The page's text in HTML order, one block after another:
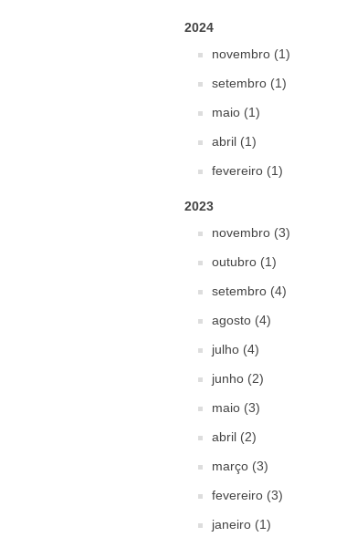
2024
novembro (1)
setembro (1)
maio (1)
abril (1)
fevereiro (1)
2023
novembro (3)
outubro (1)
setembro (4)
agosto (4)
julho (4)
junho (2)
maio (3)
abril (2)
março (3)
fevereiro (3)
janeiro (1)